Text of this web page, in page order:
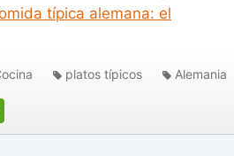
típica alemana: el
platos típicos Alemania